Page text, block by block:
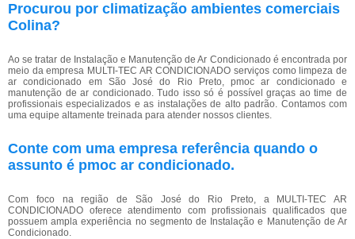
Procurou por climatização ambientes comerciais
Colina?
Ao se tratar de Instalação e Manutenção de Ar Condicionado é encontrada por
meio da empresa MULTI-TEC AR CONDICIONADO serviços como limpeza de
ar condicionado em São José do Rio Preto, pmoc ar condicionado e
manutenção de ar condicionado. Tudo isso só é possível graças ao time de
profissionais especializados e as instalações de alto padrão. Contamos com
uma equipe altamente treinada para atender nossos clientes.
Conte com uma empresa referência quando o
assunto é pmoc ar condicionado.
Com foco na região de São José do Rio Preto, a MULTI-TEC AR
CONDICIONADO oferece atendimento com profissionais qualificados que
possuem ampla experiência no segmento de Instalação e Manutenção de Ar
Condicionado.